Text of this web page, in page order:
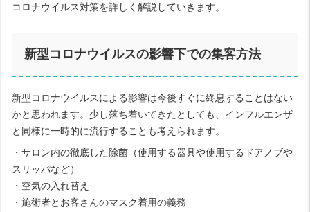
コロナウイルス対策を詳しく解説していきます。
新型コロナウイルスの影響下での集客方法
新型コロナウイルスによる影響は今後すぐに終息することはない
かと思われます。少し落ち着いてきたとしても、インフルエンザ
と同様に一時的に流行することも考えられます。
・サロン内の徹底した除菌（使用する器具や使用するドアノブや
スリッパなど）
・空気の入れ替え
・施術者とお客さんのマスク着用の義務